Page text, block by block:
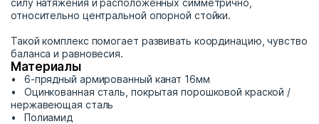
силу натяжения и расположенных симметрично,
относительно центральной опорной стойки.
Такой комплекс помогает развивать координацию, чувство
баланса и равновесия.
Материалы
6-прядный армированный канат 16мм
Оцинкованная сталь, покрытая порошковой краской /
нержавеющая сталь
Полиамид